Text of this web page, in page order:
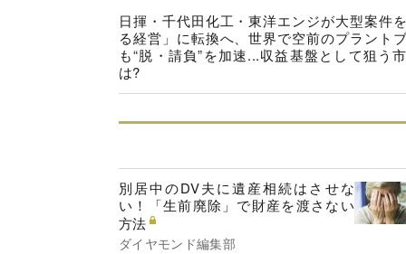
日揮・千代田化工・東洋エンジが大型案件
る経営」に転換へ、世界で空前のプラント
も“脱・請負”を加速...収益基盤として狙う
は?
別居中のDV夫に遺産相続はさせな
い！「生前廃除」で財産を渡さない
方法
ダイヤモンド編集部